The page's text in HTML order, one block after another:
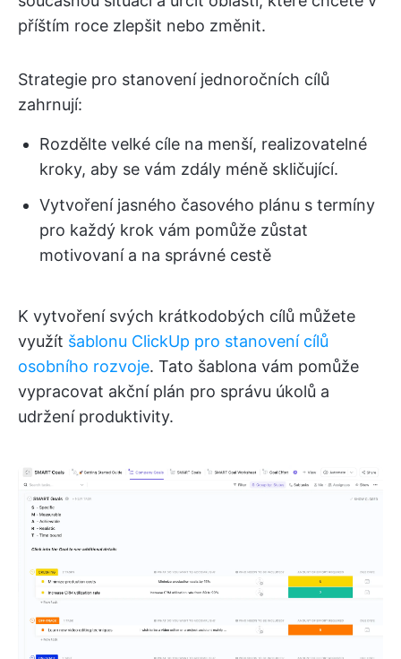
příštím roce zlepšit nebo změnit.
Strategie pro stanovení jednoročních cílů
zahrnují:
Rozdělte velké cíle na menší, realizovatelné
kroky, aby se vám zdály méně skličující.
Vytvoření jasného časového plánu s termíny
pro každý krok vám pomůže zůstat
motivovaní a na správné cestě
K vytvoření svých krátkodobých cílů můžete
využít šablonu ClickUp pro stanovení cílů
osobního rozvoje. Tato šablona vám pomůže
vypracovat akční plán pro správu úkolů a
udržení produktivity.